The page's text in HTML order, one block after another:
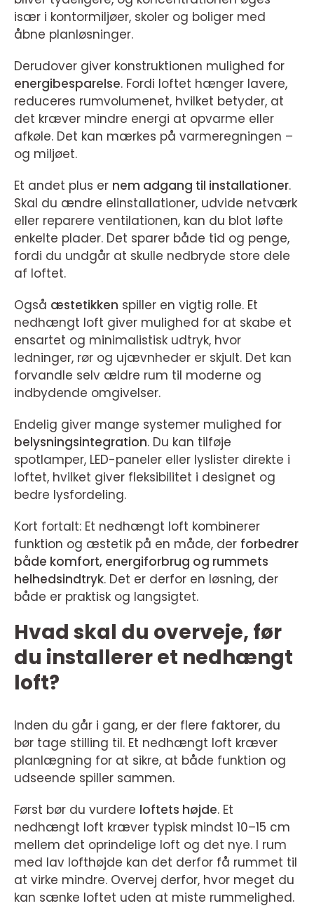
især i kontormiljøer, skoler og boliger med
åbne planløsninger.
Derudover giver konstruktionen mulighed for
energibesparelse. Fordi loftet hænger lavere,
reduceres rumvolumenet, hvilket betyder, at
det kræver mindre energi at opvarme eller
afkøle. Det kan mærkes på varmeregningen –
og miljøet.
Et andet plus er nem adgang til installationer.
Skal du ændre elinstallationer, udvide netværk
eller reparere ventilationen, kan du blot løfte
enkelte plader. Det sparer både tid og penge,
fordi du undgår at skulle nedbryde store dele
af loftet.
Også æstetikken spiller en vigtig rolle. Et
nedhængt loft giver mulighed for at skabe et
ensartet og minimalistisk udtryk, hvor
ledninger, rør og ujævnheder er skjult. Det kan
forvandle selv ældre rum til moderne og
indbydende omgivelser.
Endelig giver mange systemer mulighed for
belysningsintegration. Du kan tilføje
spotlamper, LED-paneler eller lyslister direkte i
loftet, hvilket giver fleksibilitet i designet og
bedre lysfordeling.
Kort fortalt: Et nedhængt loft kombinerer
funktion og æstetik på en måde, der forbedrer
både komfort, energiforbrug og rummets
helhedsindtryk. Det er derfor en løsning, der
både er praktisk og langsigtet.
Hvad skal du overveje, før
du installerer et nedhængt
loft?
Inden du går i gang, er der flere faktorer, du
bør tage stilling til. Et nedhængt loft kræver
planlægning for at sikre, at både funktion og
udseende spiller sammen.
Først bør du vurdere loftets højde. Et
nedhængt loft kræver typisk mindst 10–15 cm
mellem det oprindelige loft og det nye. I rum
med lav lofthøjde kan det derfor få rummet til
at virke mindre. Overvej derfor, hvor meget du
kan sænke loftet uden at miste rummelighed.